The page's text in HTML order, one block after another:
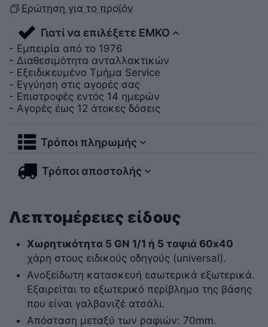
Ερώτηση για το προϊόν
Γιατί να επιλέξετε ΕΜΚΟ
- Εμπειρία από το 1976
- Διαθεσιμότητα ανταλλακτικών
- Εξειδικευμένο Τμήμα Service
- Εγγύηση στις αγορές σας
- Επιστροφές εντός 14 ημερών
- Αγορές έως 12 άτοκες δόσεις
Τρόποι πληρωμής
Τρόποι αποστολής
Λεπτομέρειες είδους
Χωρητικότητα 5 GN 1/1 ή 5 ταψιά 60x40
χάρη στους ειδικούς οδηγούς (universal).
Ανοξείδωτη κατασκευή εσωτερικά εξωτερικά.
Εξαιρείται το εξωτερικό περίβλημα της βάσης
που είναι γαλβανιζέ ατσάλι.
Απόσταση μεταξύ των ραφιών: 70mm.